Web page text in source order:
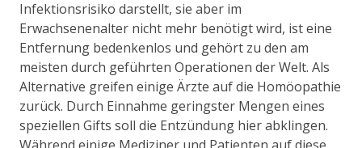
Infektionsrisiko darstellt, sie aber im
Erwachsenenalter nicht mehr benötigt wird, ist eine
Entfernung bedenkenlos und gehört zu den am
meisten durch geführten Operationen der Welt. Als
Alternative greifen einige Ärzte auf die Homöopathie
zurück. Durch Einnahme geringster Mengen eines
speziellen Gifts soll die Entzündung hier abklingen.